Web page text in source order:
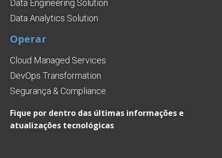
Data Engineering Solution
Data Analytics Solution
Operar
Cloud Managed Services
DevOps Transformation
Segurança & Compliance
Fique por dentro das últimas informações e
atualizações tecnológicas